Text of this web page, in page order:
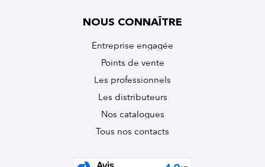
NOUS CONNAÎTRE
Entreprise engagée
Points de vente
Les professionnels
Les distributeurs
Nos catalogues
Tous nos contacts